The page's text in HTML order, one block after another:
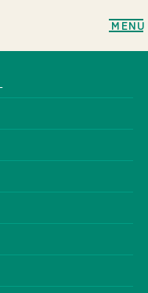
MENU